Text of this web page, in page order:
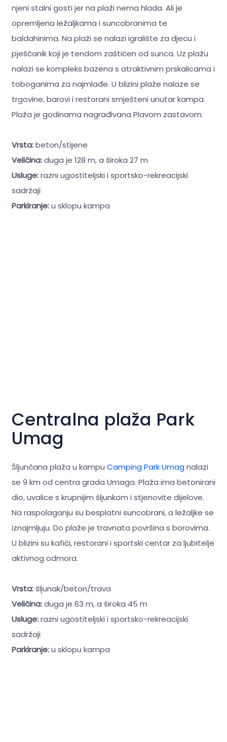
njeni stalni gosti jer na plaži nema hlada. Ali je
opremljena ležaljkama i suncobranima te
baldahinima. Na plaži se nalazi igralište za djecu i
pješčanik koji je tendom zaštićen od sunca. Uz plažu
nalazi se kompleks bazena s atraktivnim prskalicama i
toboganima za najmlađe. U blizini plaže nalaze se
trgovine, barovi i restorani smješteni unutar kampa.
Plaža je godinama nagrađivana Plavom zastavom.
Vrsta:beton/stijene
Veličina:duga je 128 m, a široka 27 m
Usluge:razni ugostiteljski i sportsko-rekreacijski
sadržaji
Parkiranje:u sklopu kampa
Centralna plaža Park
Umag
Šljunčana plaža u kampu Camping Park Umagnalazi
se 9 km od centra grada Umaga. Plaža ima betonirani
dio, uvalice s krupnijim šljunkom i stjenovite dijelove.
Na raspolaganju su besplatni suncobrani, a ležaljke se
iznajmljuju. Do plaže je travnata površina s borovima.
U blizini su kafići, restorani i sportski centar za ljubitelje
aktivnog odmora.
Vrsta:šljunak/beton/trava
Veličina:duga je 63 m, a široka 45 m
Usluge:razni ugostiteljski i sportsko-rekreacijski
sadržaji
Parkiranje:u sklopu kampa